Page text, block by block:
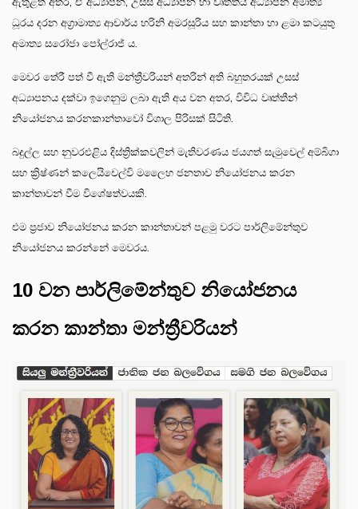
ධූරය දරන අග්‍රාමාත්‍ය ආචාර්ය හරිනි අමරසූරිය සහ කාන්තා හා ළමා කටයුතු
අමාත්‍ය සරෝජා පෝල්රාජ් ය.
මෙවර තේරී පත් වී ඇති මන්ත්‍රීවරියන් අතරින් අති බහුතරයක් උසස්
අධ්‍යාපනය දක්වා ඉගෙනුම ලබා ඇති අය වන අතර, විවිධ වෘත්තීන්
නියෝජනය කරනකාන්තාවෝ විශාල පිරිසක් සිටිති.
බදුල්ල සහ නුවරඑළිය දිස්ත්‍රික්කවලින් මැතිවරණය ජයගත් සැමුවෙල් අම්බිගා
සහ ක්‍රිෂ්ණන් කලෙයිචෙල්වි මලෛහ ජනතාව නියෝජනය කරන
කාන්තාවන් වීම විශේෂත්වයකි.
එම ප්‍රජාව නියෝජනය කරන කාන්තාවන් පළමු වරට පාර්ලිමේන්තුව
නියෝජනය කරන්නේ මෙවරය.
10 වන පාර්ලිමේන්තුව නියෝජනය
කරන කාන්තා මන්ත්‍රීවරියන්